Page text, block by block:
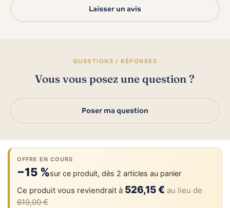
Laisser un avis
QUESTIONS / RÉPONSES
Vous vous posez une question ?
Poser ma question
OFFRE EN COURS
−15 %sur ce produit, dès 2 articles au panier
Ce produit vous reviendrait à 526,15 € au lieu de
619,00 €